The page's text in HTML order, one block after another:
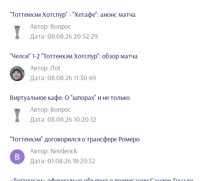
"Тоттенхэм Хотспур" - "Хетафе": анонс матча
Автор: Вопрос
Дата: 08.08.26 20:52:29
"Челси" 1-2 "Тоттенхэм Хотспур": обзор матча
Автор: iTot
Дата: 08.08.26 11:30:49
Виртуальное кафе: О "шпорах" и не только
Автор: Вопрос
Дата: 08.08.26 10:20:12
"Тоттенхэм" договорился о трансфере Ромеро
Автор: Nevderick
Дата: 01.08.26 18:29:32